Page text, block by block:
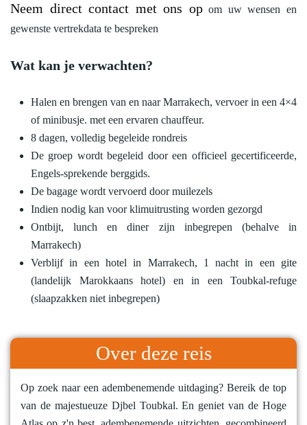
Neem direct contact met ons opom uw wensen en
gewenste vertrekdata te bespreken
Wat kan je verwachten?
Halen en brengen van en naar Marrakech, vervoer in een 4×4
of minibusje. met een ervaren chauffeur.
8 dagen, volledig begeleide rondreis
De groep wordt begeleid door een officieel gecertificeerde,
Engels-sprekende berggids.
De bagage wordt vervoerd door muilezels
Indien nodig kan voor klimuitrusting worden gezorgd
Ontbijt, lunch en diner zijn inbegrepen (behalve in
Marrakech)
Verblijf in een hotel in Marrakech, 1 nacht in een gite
(landelijk Marokkaans hotel) en in een Toubkal-refuge
(slaapzakken niet inbegrepen)
Over deze reis
Op zoek naar een adembenemende uitdaging? Bereik de top
van de majestueuze Djbel Toubkal. En geniet van de Hoge